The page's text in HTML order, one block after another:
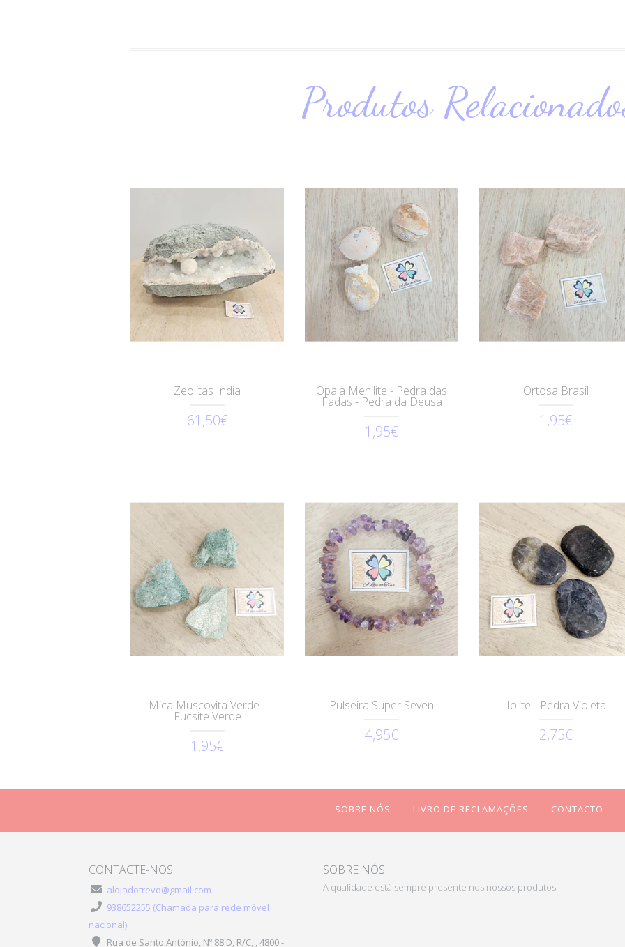
Produtos
Zeolitas India
61,50€
Opala Menilite - Pedra das
Fadas - Pedra da Deusa
1,95€
Ortosa Brasil
1,95€
Mica Muscovita Verde -
Fucsite Verde
1,95€
Pulseira Super Seven
4,95€
Iolite - Pedra Violeta
2,75€
SOBRE NÓS LIVRO DE RECLAMAÇÕES CONTACTO
CONTACTE-NOS
alojadotrevo@gmail.com
938652255 (Chamada para rede móvel
nacional)
Rua de Santo António, Nº 88 D, R/C, , 4800 -
SOBRE NÓS
A qualidade está sempre presente nos nossos produtos.